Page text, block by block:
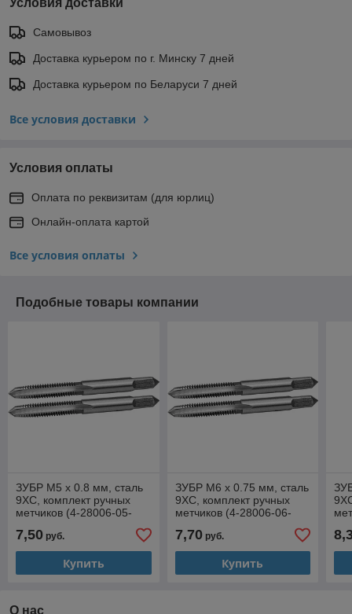
Самовывоз
Доставка курьером по г. Минску 7 дней
Доставка курьером по Беларуси 7 дней
Все условия доставки
Условия оплаты
Оплата по реквизитам (для юрлиц)
Онлайн-оплата картой
Все условия оплаты
Подобные товары компании
ЗУБР М5 x 0.8 мм, сталь
9ХС, комплект ручных
метчиков (4-28006-05-
7,50 руб.
Купить
ЗУБР М6 x 0.75 мм, сталь
9ХС, комплект ручных
метчиков (4-28006-06-
7,70руб.
Купить
О нас